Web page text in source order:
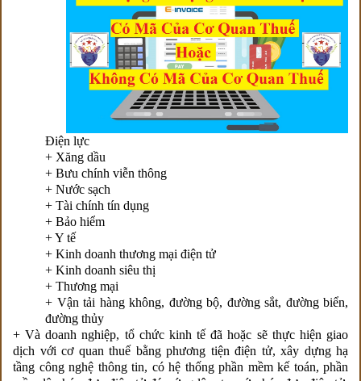
Điện lực
+ Xăng dầu
+ Bưu chính viễn thông
+ Nước sạch
+ Tài chính tín dụng
+ Bảo hiểm
+ Y tế
+ Kinh doanh thương mại điện tử
+ Kinh doanh siêu thị
+ Thương mại
+ Vận tải hàng không, đường bộ, đường sắt, đường biển,
đường thủy
+ Và doanh nghiệp, tổ chức kinh tế đã hoặc sẽ thực hiện giao
dịch với cơ quan thuế bằng phương tiện điện tử, xây dựng hạ
tầng công nghệ thông tin, có hệ thống phần mềm kế toán, phần